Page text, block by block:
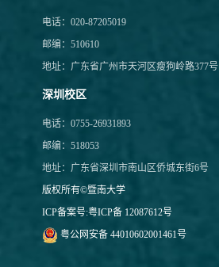
电话：020-87205019
邮编：510610
地址：广东省广州市天河区瘦狗岭路377号
深圳校区
电话：0755-26931893
邮编：518053
地址：广东省深圳市南山区侨城东街6号
版权所有©暨南大学
ICP备案号:粤ICP备 12087612号
粤公网安备 44010602001461号